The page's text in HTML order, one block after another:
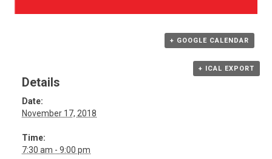
+ GOOGLE CALENDAR
+ ICAL EXPORT
Details
Date:
November 17, 2018
Time:
7:30 am - 9:00 pm